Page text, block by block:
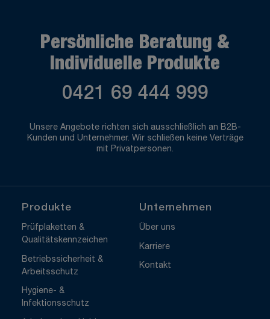
Persönliche Beratung &
Individuelle Produkte
0421 69 444 999
Unsere Angebote richten sich ausschließlich an B2B-
Kunden und Unternehmer. Wir schließen keine Verträge
mit Privatpersonen.
Produkte
Prüfplaketten &
Qualitätskennzeichen
Betriebssicherheit &
Arbeitsschutz
Hygiene- &
Infektionsschutz
Unternehmen
Über uns
Karriere
Kontakt